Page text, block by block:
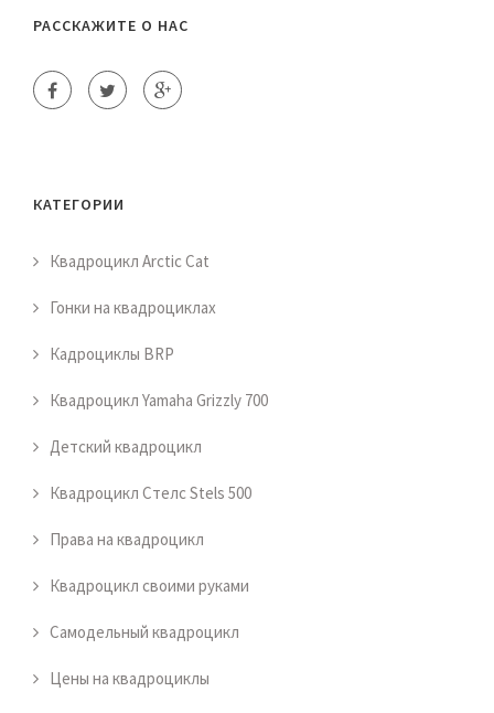
РАССКАЖИТЕ О НАС
КАТЕГОРИИ
Квадроцикл Arctic Cat
Гонки на квадроциклах
Кадроциклы BRP
Квадроцикл Yamaha Grizzly 700
Детский квадроцикл
Квадроцикл Стелс Stels 500
Права на квадроцикл
Квадроцикл своими руками
Самодельный квадроцикл
Цены на квадроциклы